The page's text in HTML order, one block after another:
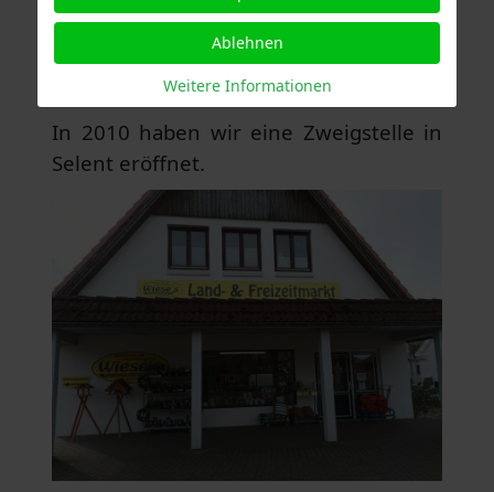
Filiale Selent
In 2010 haben wir eine Zweigstelle in
Selent eröffnet.
Ablehnen
Weitere Informationen